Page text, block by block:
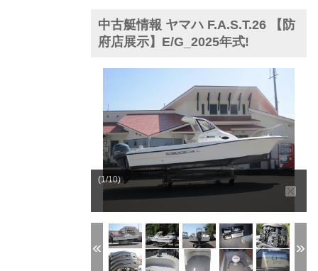
中古艇情報 ヤマハ F.A.S.T.26 【防
府店展示】E/G_2025年式!
(1/10)